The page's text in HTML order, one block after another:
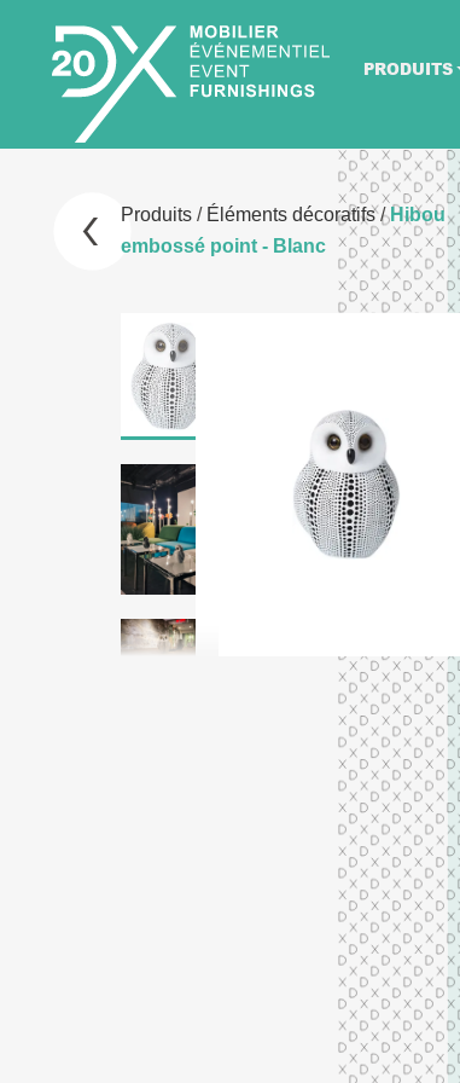
PRODUITS
Produits/ Éléments décoratifs/Hibou
embossé point - Blanc